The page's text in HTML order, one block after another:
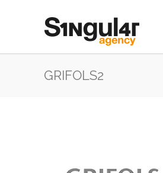
GRIFOLS2